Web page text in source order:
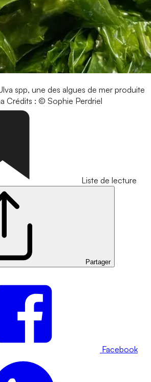
spp, une des algues de mer produite
Crédits : © Sophie Perdriel
Liste de lecture
Partager
Facebook